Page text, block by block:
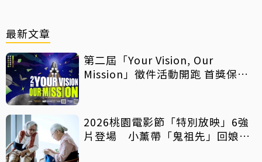
最新文章
第二屆「Your Vision, Our
Mission」徵件活動開跑 首獎保證
2026桃園電影節「特別放映」6強
片登場 小薰帶「鬼祖先」回娘